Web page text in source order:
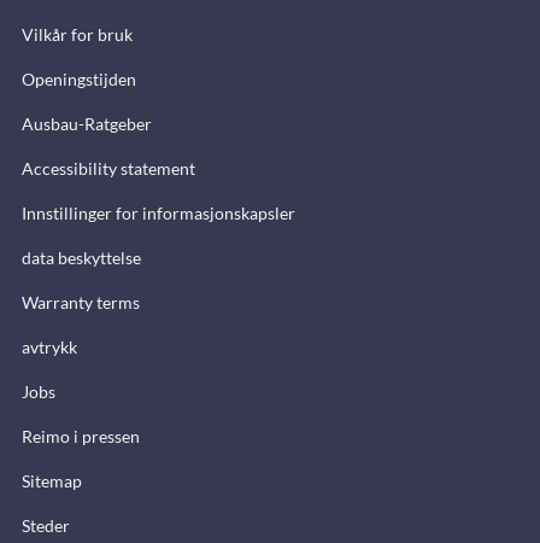
Vilkår for bruk
Openingstijden
Ausbau-Ratgeber
Accessibility statement
Innstillinger for informasjonskapsler
data beskyttelse
Warranty terms
avtrykk
Jobs
Reimo i pressen
Sitemap
Steder